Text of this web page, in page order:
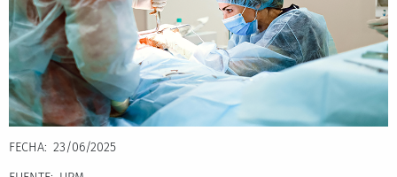
FECHA
23/06/2025